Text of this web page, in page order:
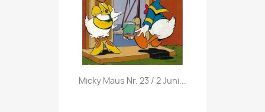
Vorschau
Micky Maus Nr. 23 / 2 Juni...